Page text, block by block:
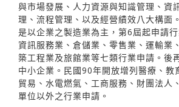
與市場發展、人力資源與知識管理、資
理、流程管理、以及經營績效八大構面
是以企業之製造業為主，第6屆起申請
資訊服務業、倉儲業、零售業、運輸業
築工程業及旅館業等七類行業申請。後
中小企業。民國90年開放增列醫療、教
貿易、水電燃氣、工商服務、財團法人
單位以外之行業申請。